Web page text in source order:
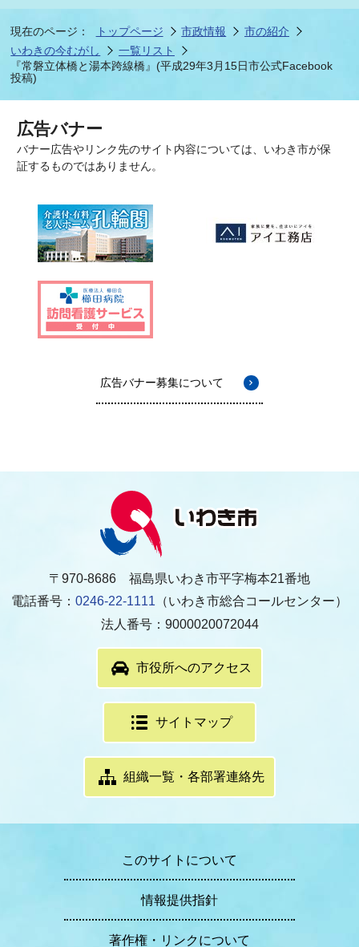
現在のページ： トップページ 市政情報
市の紹介
いわきの今むがし
一覧リスト
『常磐立体橋と湯本跨線橋』(平成29年3月15日市公式Facebook
投稿)
広告バナー
バナー広告やリンク先のサイト内容については、いわき市が保
証するものではありません。
広告バナー募集について
〒970-8686 福島県いわき市平字梅本21番地
電話番号： 0246-22-1111 （いわき市総合コールセンター）
法人番号：9000020072044
市役所へのアクセス
サイトマップ
組織一覧・各部署連絡先
このサイトについて
情報提供指針
著作権・リンクについて